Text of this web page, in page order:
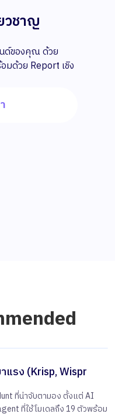
วชาญ
ด์ของคุณ ด้วย
ด้วย Report เชิง
รง (Krisp, Wispr
ที่น่าจับตามอง ตั้งแต่ AI
ที่ใช้โมเดลถึง 19 ตัวพร้อม